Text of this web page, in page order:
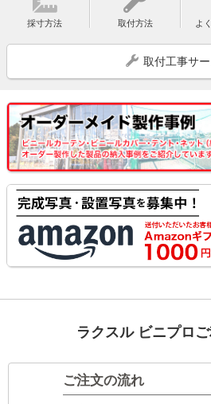
採寸方法 取付方法 よ
取付工事サ
ラクスル ビニプロ
ご注文の流れ